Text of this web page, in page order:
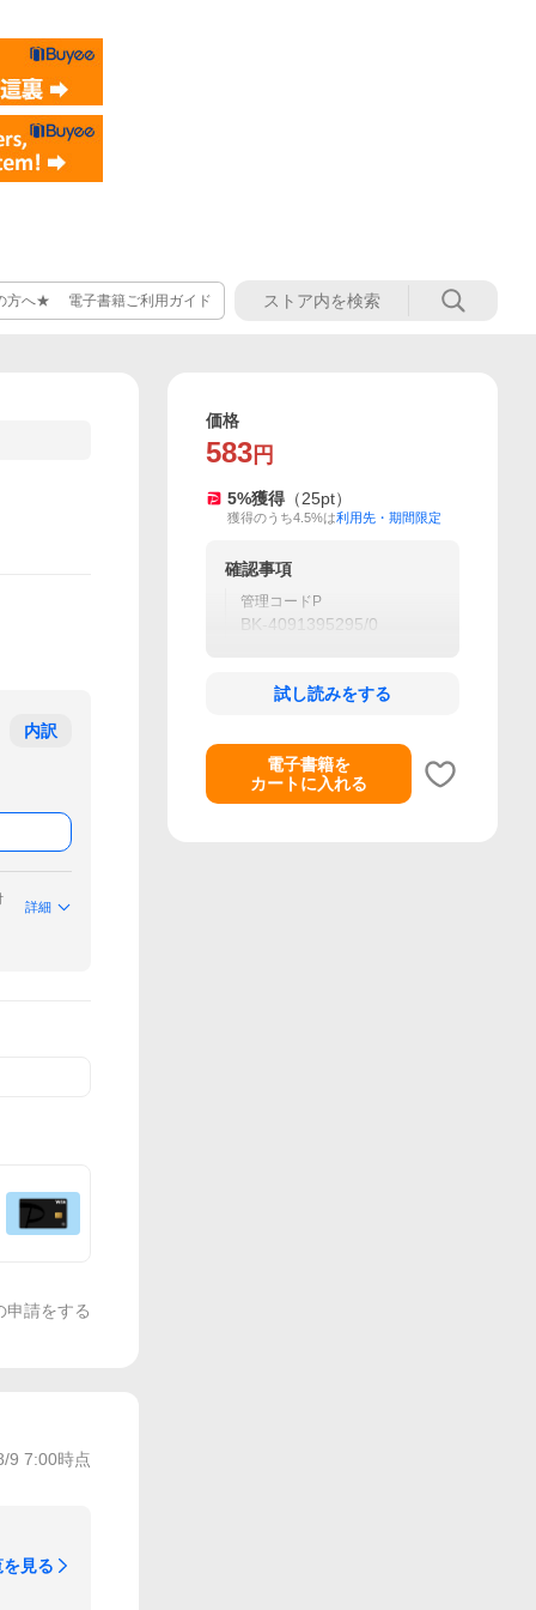
方へ★ 電子書籍ご利用ガイド
内訳
詳細
申請をする
9 7:00時点
見る
価格
583 円
5%獲得 （25pt）
獲得のうち4.5%は利用先・期間限定
確認事項
管理コードP
BK-4091395295/0
試し読みをする
電子書籍を
カートに入れる